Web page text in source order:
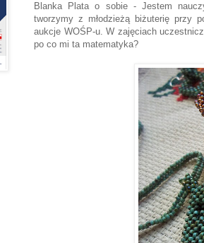
Blanka Plata o sobie - Jestem
tworzymy z młodzieżą biżuterię przy
aukcje WOŚP-u. W zajęciach
po co mi ta matematyka?